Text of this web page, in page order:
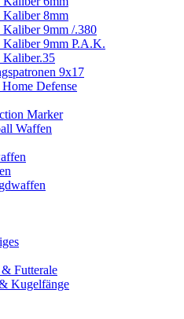
Kaliber 8mm
Kaliber 9mm /.380
Kaliber 9mm P.A.K.
Kaliber.35
9x17
Defense
Marker
Waffen
Futterale
Kugelfänge